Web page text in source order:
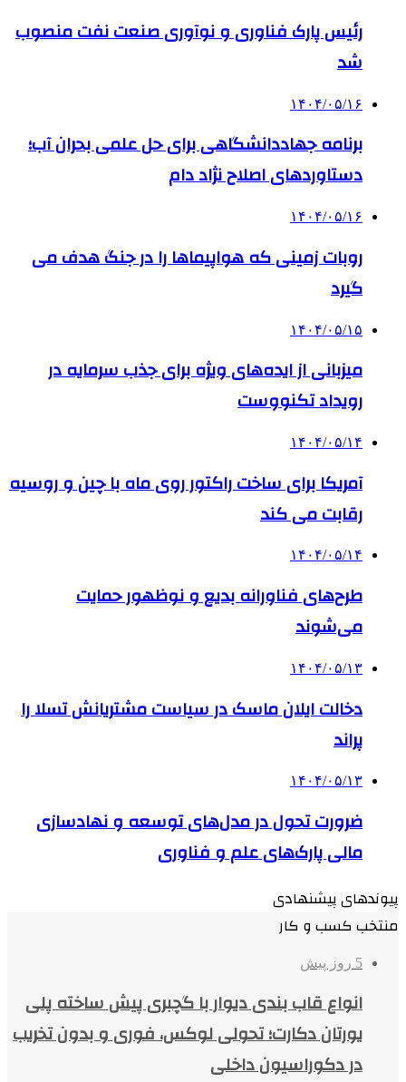
رئیس پارک فناوری و نوآوری صنعت نفت منصوب
شد
۱۴۰۴/۰۵/۱۶
برنامه جهاددانشگاهی برای حل علمی بحران آب؛
دستاوردهای اصلاح نژاد دام
۱۴۰۴/۰۵/۱۶
روبات زمینی که هواپیماها را در جنگ هدف می
گیرد
۱۴۰۴/۰۵/۱۵
میزبانی از ایده‌های ویژه برای جذب سرمایه در
رویداد تکنووست
۱۴۰۴/۰۵/۱۴
آمریکا برای ساخت راکتور روی ماه با چین و روسیه
رقابت می کند
۱۴۰۴/۰۵/۱۴
طرح‌های فناورانه بدیع و نوظهور حمایت
می‌شوند
۱۴۰۴/۰۵/۱۳
دخالت ایلان ماسک در سیاست مشتریانش تسلا را
پراند
۱۴۰۴/۰۵/۱۳
ضرورت تحول در مدل‌های توسعه و نهادسازی
مالی پارک‌های علم و فناوری
پیوندهای پیشنهادی
منتخب کسب و کار
5 روز پیش
انواع قاب بندی دیوار با گچبری پیش ساخته پلی
یورتان دکارت؛ تحولی لوکس، فوری و بدون تخریب
در دکوراسیون داخلی